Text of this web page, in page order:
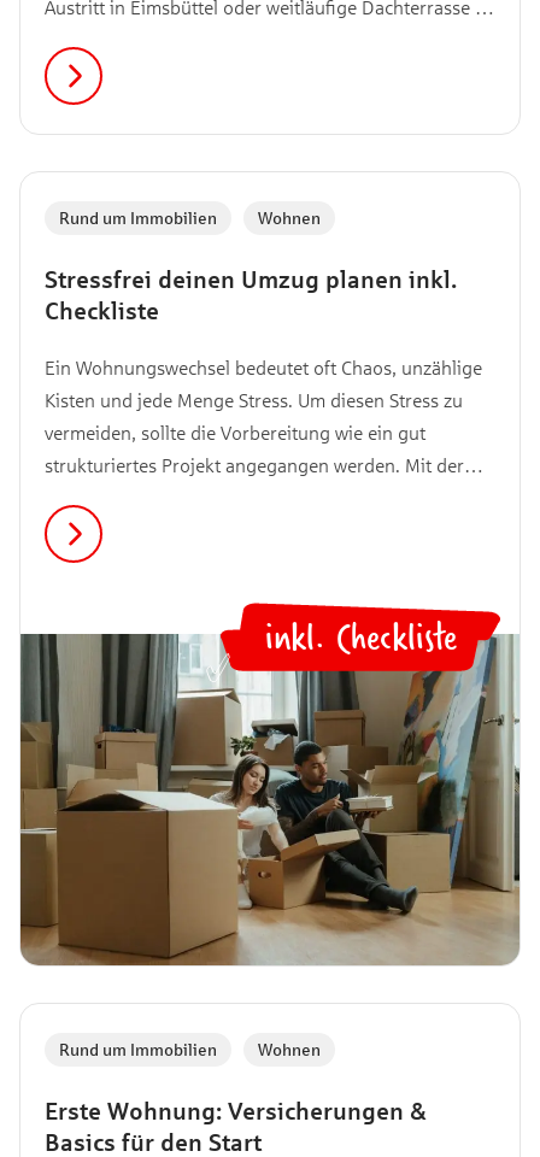
Austritt in Eimsbüttel oder weitläufige Dachterrasse in
du dein Draußenzimmer in eine echte Wohlfühloase.
inkl. Checkliste
✅
Stressfrei deinen Umzug planen inkl.
Checkliste
Rund um Immobilien Wohnen
Ein Wohnungswechsel bedeutet oft Chaos, unzählige
Kisten und jede Menge Stress. Um diesen Stress zu
vermeiden, sollte die Vorbereitung wie ein gut
strukturiertes Projekt angegangen werden. Mit der
und sparst dabei viele Nerven, Zeit und bares Geld.
Unsere Checkliste hilft dir dabei.
Erste Wohnung: Versicherungen &
Basics für den Start
Rund um Immobilien Wohnen